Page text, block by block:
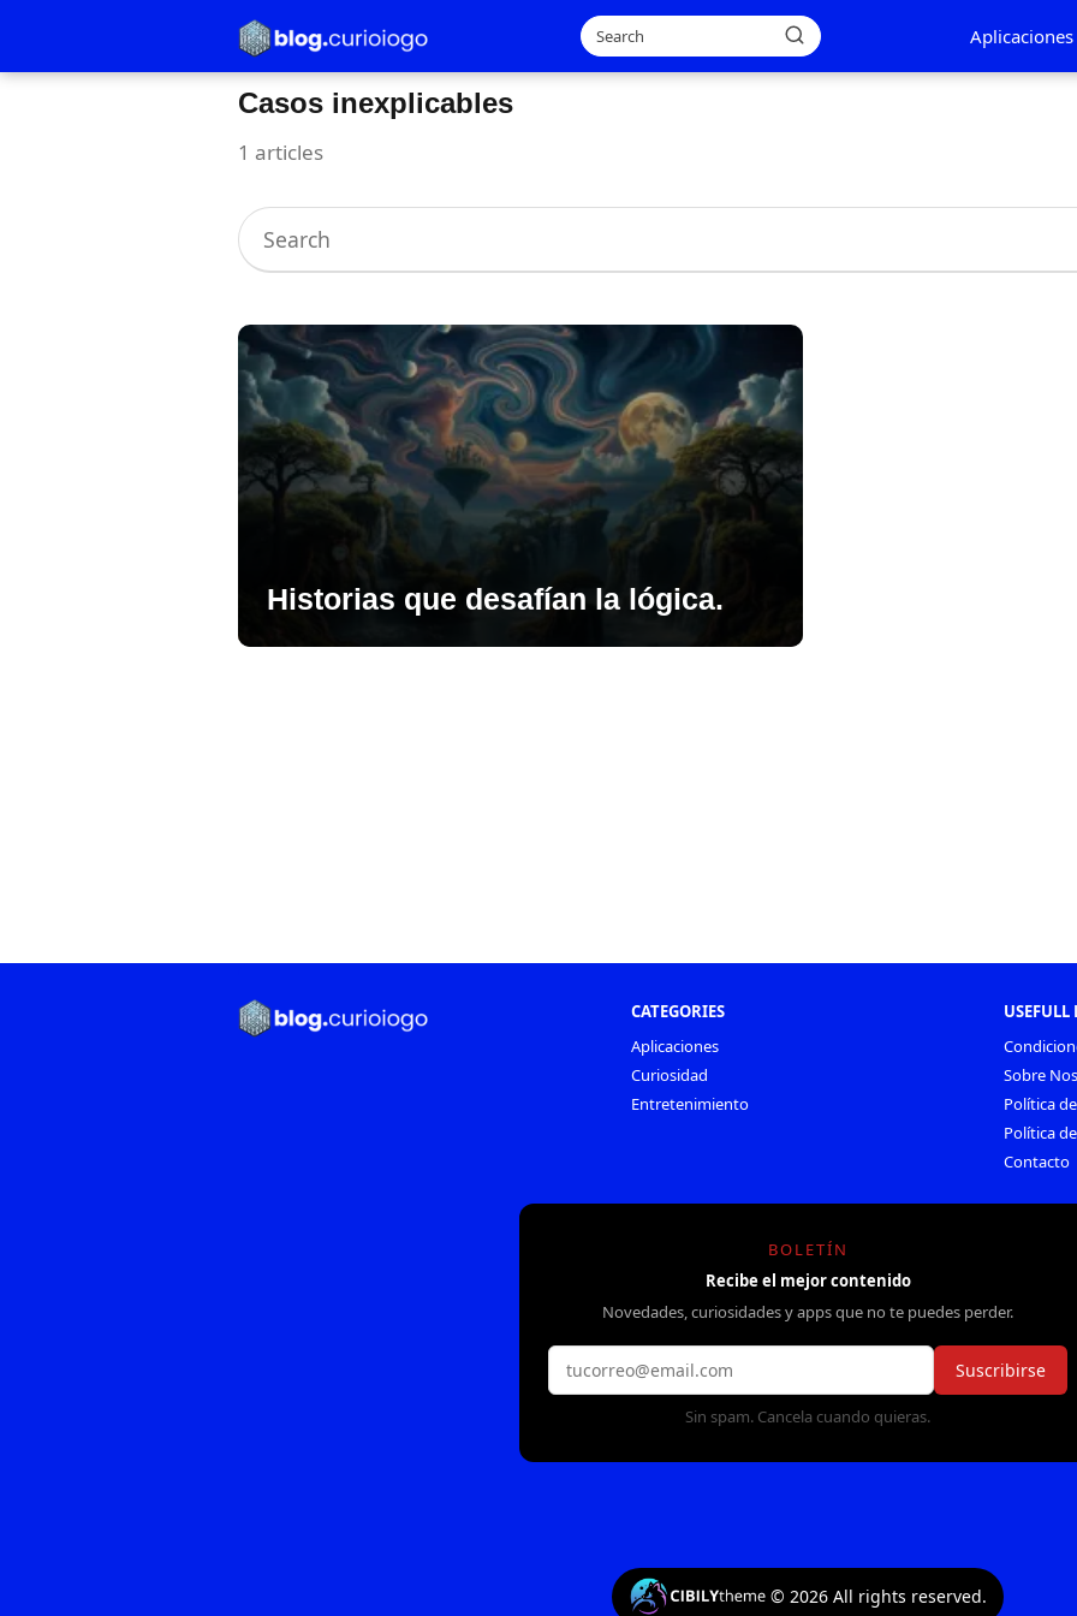
Aplicaciones
Casos inexplicables
1 articles
Historias que desafían la lógica.
CATEGORIES
Aplicaciones
Curiosidad
Entretenimiento
USEFULL
Sobre
Política
Política
Contacto
BOLETÍN
Recibe el mejor contenido
Novedades, curiosidades y apps que no te puedes perder.
Suscribirse
Sin spam. Cancela cuando quieras.
©2026 All rights reserved.